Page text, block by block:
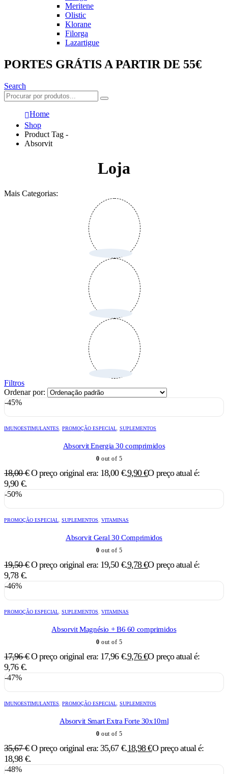
Meritene
Olistic
Klorane
Filorga
Lazartigue
PORTES GRÁTIS A PARTIR DE 55€
Search
Home
Shop
Product Tag -
Absorvit
Loja
Mais Categorias:
Filtros
Ordenar por:
-45%
IMUNOESTIMULANTES PROMOÇÃO ESPECIAL SUPLEMENTOS
Absorvit Energia 30 comprimidos
0 out of 5
18,00€ O preço original era: 18,00 €.9,90€O preço atual é:
9,90 €.
-50%
PROMOÇÃO ESPECIAL SUPLEMENTOS VITAMINAS
Absorvit Geral 30 Comprimidos
0 out of 5
19,50€ O preço original era: 19,50 €.9,78€O preço atual é:
9,78 €.
-46%
PROMOÇÃO ESPECIAL SUPLEMENTOS VITAMINAS
Absorvit Magnésio + B6 60 comprimidos
0 out of 5
17,96€ O preço original era: 17,96 €.9,76€O preço atual é:
9,76 €.
-47%
IMUNOESTIMULANTES PROMOÇÃO ESPECIAL SUPLEMENTOS
Absorvit Smart Extra Forte 30x10ml
0 out of 5
35,67€ O preço original era: 35,67 €.18,98€O preço atual é:
18,98 €.
-48%